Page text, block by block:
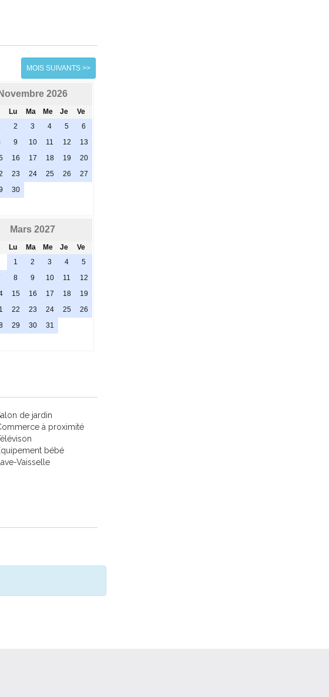
MOIS SUIVANTS >>
Novembre 2026
Lu Ma Me Je
Ve
2 3 4 5
6
9 10 11 12
13
16 17 18 19
20
23 24 25 26
27
30
Mars 2027
Lu Ma Me Je
Ve
1
2 3 4
5
8 9 10 11
12
15 16 17 18
19
22 23 24 25
26
29 30 31
de jardin
à proximité
bébé
Vaisselle